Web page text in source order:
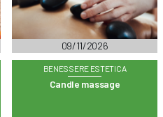
09/11/2026
BENESSERE ESTETICA
Candle massage